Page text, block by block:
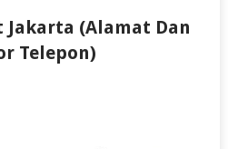
Jakarta (Alamat Dan
Telepon)